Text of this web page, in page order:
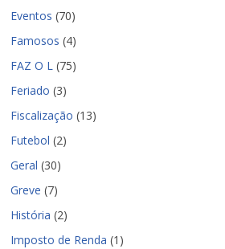
Eventos (70)
Famosos (4)
FAZ O L (75)
Feriado (3)
Fiscalização (13)
Futebol (2)
Geral (30)
Greve (7)
História (2)
Imposto de Renda (1)